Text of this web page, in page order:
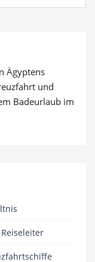
Ägyptens
und
Badeurlaub im